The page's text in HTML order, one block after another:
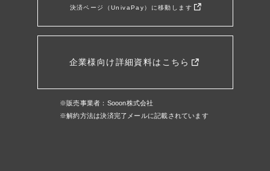
決済ページ（UnivaPay）に移動します
企業様向け詳細資料はこちら
※販売事業者：Sooon株式会社
※解約方法は決済完了メールに記載されています